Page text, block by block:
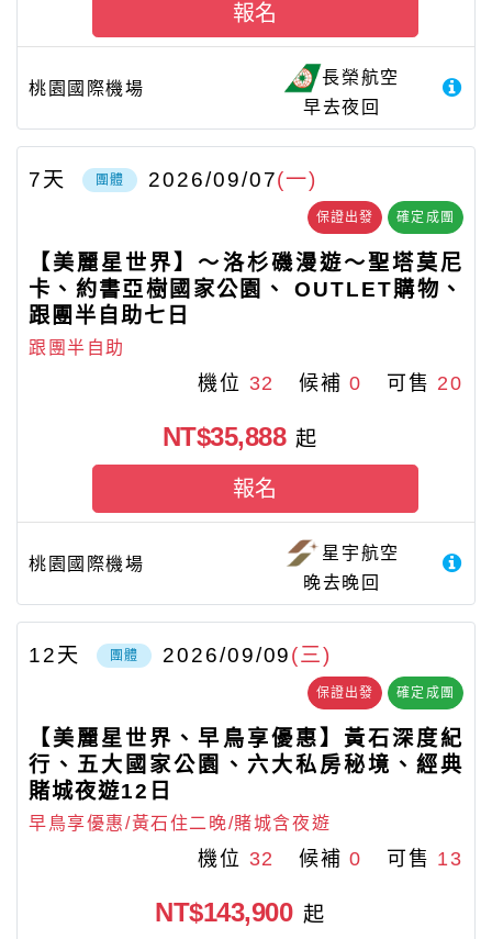
桃園國際機場
長榮航空
早去夜回
報名
保證出發 確定成團
團體 2026/09/07(一)
7天
【美麗星世界】～洛杉磯漫遊～聖塔莫尼
卡、約書亞樹國家公園、 OUTLET購物、
跟團半自助七日
機位 32 候補0 可售 20
跟團半自助
桃園國際機場
星宇航空
晚去晚回
NT$35,888 起
報名
保證出發 確定成團
團體 2026/09/09(三)
12天
【美麗星世界、早鳥享優惠】黃石深度紀
行、五大國家公園、六大私房秘境、經典
賭城夜遊12日
機位 32 候補0 可售 13
早鳥享優惠/黃石住二晚/賭城含夜遊
NT$143,900 起